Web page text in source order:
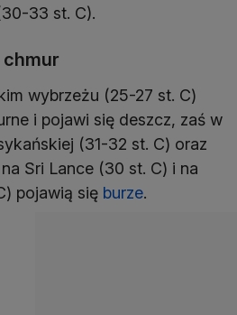
33 st. C).
chmur
wybrzeżu (25-27 st. C)
i pojawi się deszcz, zaś w
(31-32 st. C) oraz
Sri Lance (30 st. C) i na
pojawią się burze.